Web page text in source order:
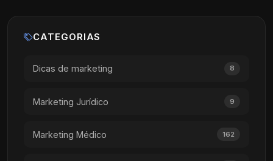
CATEGORIAS
Dicas de marketing 8
Marketing Jurídico 9
Marketing Médico 162